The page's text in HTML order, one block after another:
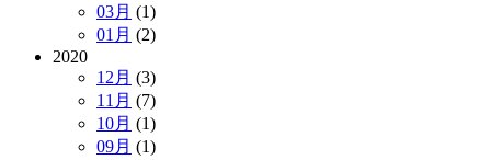
03月 (1)
01月 (2)
2020
12月 (3)
11月 (7)
10月 (1)
09月 (1)